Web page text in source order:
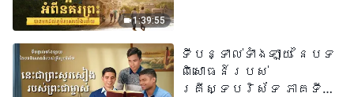
1:39:55
ទីបន្ទាល់ទាំងឡាយ នៃបទ
ពិសោធន៍របស់
គ្រីស្ទបរិស័ទ ភាគទី